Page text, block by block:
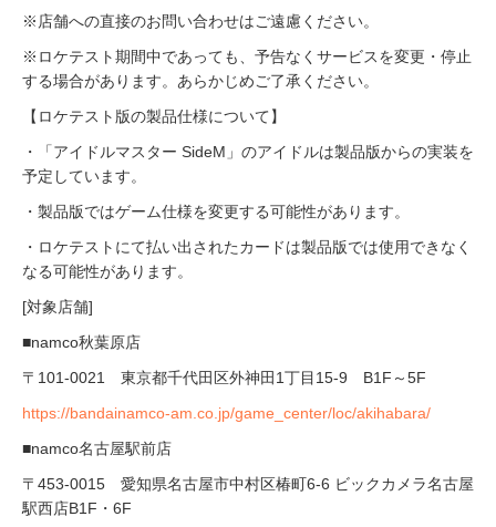
※店舗への直接のお問い合わせはご遠慮ください。
※ロケテスト期間中であっても、予告なくサービスを変更・停止
する場合があります。あらかじめご了承ください。
【ロケテスト版の製品仕様について】
・「アイドルマスター SideM」のアイドルは製品版からの実装を
予定しています。
・製品版ではゲーム仕様を変更する可能性があります。
・ロケテストにて払い出されたカードは製品版では使用できなく
なる可能性があります。
[対象店舗]
■namco秋葉原店
〒101-0021 東京都千代田区外神田1丁目15-9 B1F～5F
https://bandainamco-am.co.jp/game_center/loc/akihabara/
■namco名古屋駅前店
〒453-0015 愛知県名古屋市中村区椿町6-6 ビックカメラ名古屋
駅西店B1F・6F